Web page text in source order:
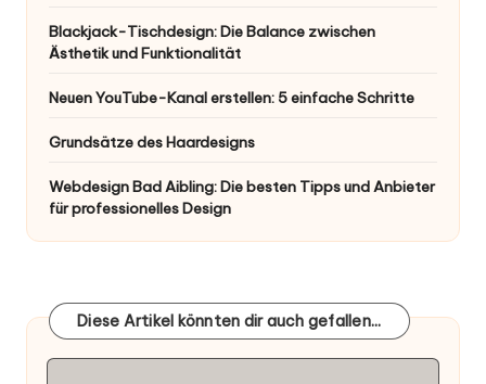
Blackjack-Tischdesign: Die Balance zwischen
Ästhetik und Funktionalität
Neuen YouTube-Kanal erstellen: 5 einfache Schritte
Grundsätze des Haardesigns
Webdesign Bad Aibling: Die besten Tipps und Anbieter
für professionelles Design
Diese Artikel könnten dir auch gefallen...